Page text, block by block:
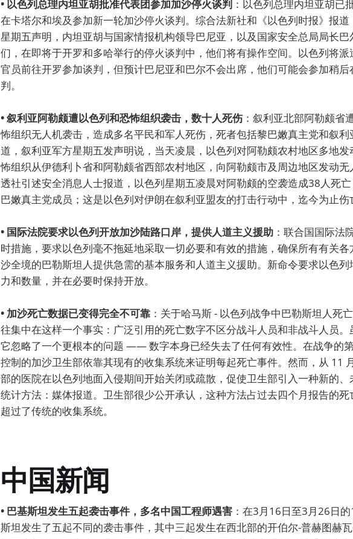
• 以色列总理内坦亚胡批准代表团参加加沙停火谈判 ：以色列总理内坦亚胡已
在卡塔尔和埃及参加新一轮加沙停火谈判。综合法新社和《以色列时报》报
星期五声明，内坦亚胡与国家情报机构领导巴尼亚，以及国家安全总局局长
们，在即将于开罗和多哈举行的停火谈判中，他们将有操作空间。以色列将
官员前往开罗参加谈判，但预计巴尼亚和巴尔不会出席，他们可能会参加稍后
判。
• 叙利亚阿勒颇遭以色列和恐怖组织袭击，数十人死伤 ：叙利亚北部阿勒颇省
怖组织无人机袭击，造成多名平民和军人死伤，死者包括黎巴嫩真主党和叙
道，叙利亚军方星期五发声明说，当天凌晨，以色列对阿勒颇农村地区多地
怖组织从伊德利卜省和阿勒颇省西部农村地区，向阿勒颇市及周边地区发动
透社引述安全消息人士报道，以色列星期五凌晨对阿勒颇的空袭造成38人死
巴嫩真主党成员；这是以色列对伊朗在叙利亚盟友的打击行动中，迄今为止伤
• 国际法院要求以色列开放加沙陆路口岸，提供人道主义援助 ：联合国国际法
时措施，要求以色列毫不拖延地采取一切必要和有效的措施，确保所有有关
沙全境的巴勒斯坦人提供急需的基本服务和人道主义援助。新命令要求以色
力和数量，并在必要时保持开放。
• 加沙死亡数据已变得完全不可靠 ：关于哈马斯 - 以色列战争中巴勒斯坦人死
往集中在这样一个事实：广泛引用的死亡数字不区分战斗人员和非战斗人员。
它忽略了一个更根本的问题 —— 数字本身已经失去了任何有效性。在战争的
控制的加沙卫生部依靠其现有的收集系统来证明每起死亡事件。然而，从 11
部的医院在以色列地面入侵期间开始关闭或疏散，促使卫生部引入一种新的
统计方法：媒体报道。卫生部很少公开承认，这种方法占过去四个月报告的死
超过了传统的收集系统。
中国新闻
• 巴基斯坦发生五起袭击事件，多名中国工程师遇害 ：在3月16日至3月26日
斯坦发生了五起不同的袭击事件，其中三起发生在西北部的开伯尔-普赫图赫